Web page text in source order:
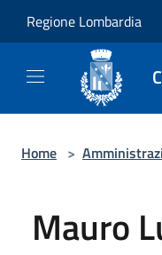
Regione Lombardia
Home >
Mauro